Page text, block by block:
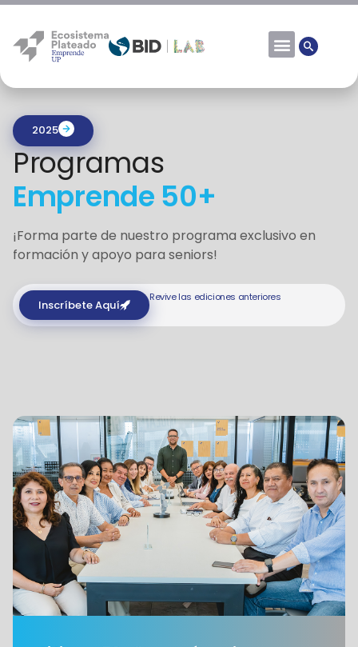
2025
Programas
Emprende 50+
¡Forma parte de nuestro programa exclusivo en
formación y apoyo para seniors!
Inscríbete Aquí
Revive las ediciones anteriores